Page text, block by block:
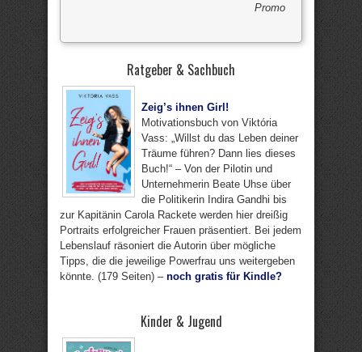
Promo
Ratgeber & Sachbuch
Zeig’s ihnen Girl!
Motivationsbuch von Viktória
Vass: „Willst du das Leben deiner
Träume führen? Dann lies dieses
Buch!“ – Von der Pilotin und
Unternehmerin Beate Uhse über
die Politikerin Indira Gandhi bis
zur Kapitänin Carola Rackete werden hier dreißig
Portraits erfolgreicher Frauen präsentiert. Bei jedem
Lebenslauf räsoniert die Autorin über mögliche
Tipps, die die jeweilige Powerfrau uns weitergeben
könnte. (179 Seiten) – noch gratis für Kindle?
Kinder & Jugend